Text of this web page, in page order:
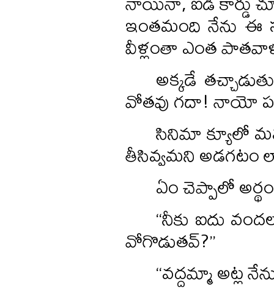
ఇంతమంది నేను ఈ
వీళ్లంతా ఎంత
అక్కడే
వోతవు గదా! నాయో
సినిమా క్యూలో
తీసివ్వమని అడగటం
ఏం చెప్పాలో
‘‘నీకు ఐదు
వోగొడుతవ్‌?’’
‘‘వద్దమ్మా అట్ల